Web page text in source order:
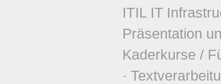
ITIL IT
Präsentation
Kaderkurse /
·